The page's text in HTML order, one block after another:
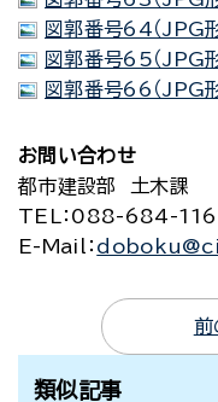
図郭番号64（JPG
図郭番号65（
図郭番号66（
お問い合わせ
都市建設部 土木課
TEL ：088-684-
E-Mail
：
前
類似記事